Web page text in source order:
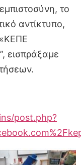
το
αντίκτυπο,
«ΚΕΠΕ
εισπράξαμε
post.php?